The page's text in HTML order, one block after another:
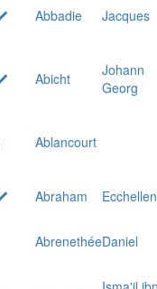
Abbadie
Jacques
Abicht
Johann
Georg
Ablancourt
Abraham
AbrenethéeDaniel